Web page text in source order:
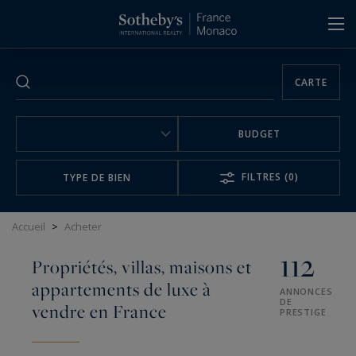
CARTE
TYPE DE BIEN
BUDGET
FILTRES (0)
Accueil > Acheter
Propriétés, villas, maisons et
appartements de luxe à
vendre en France
112
ANNONCES
DE
PRESTIGE